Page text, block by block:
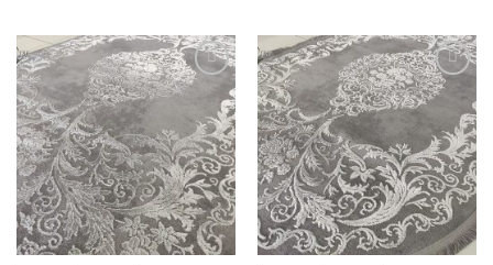
Добавить
избранное
Добавить
избранное